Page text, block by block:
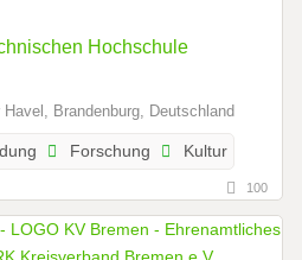
Hochschule
Brandenburg, Deutschland
Forschung Kultur
100